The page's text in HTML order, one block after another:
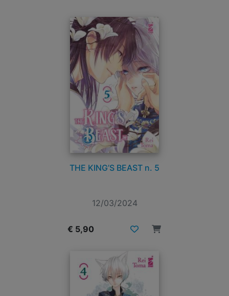
THE KING’S BEAST n. 5
12/03/2024
€ 5,90